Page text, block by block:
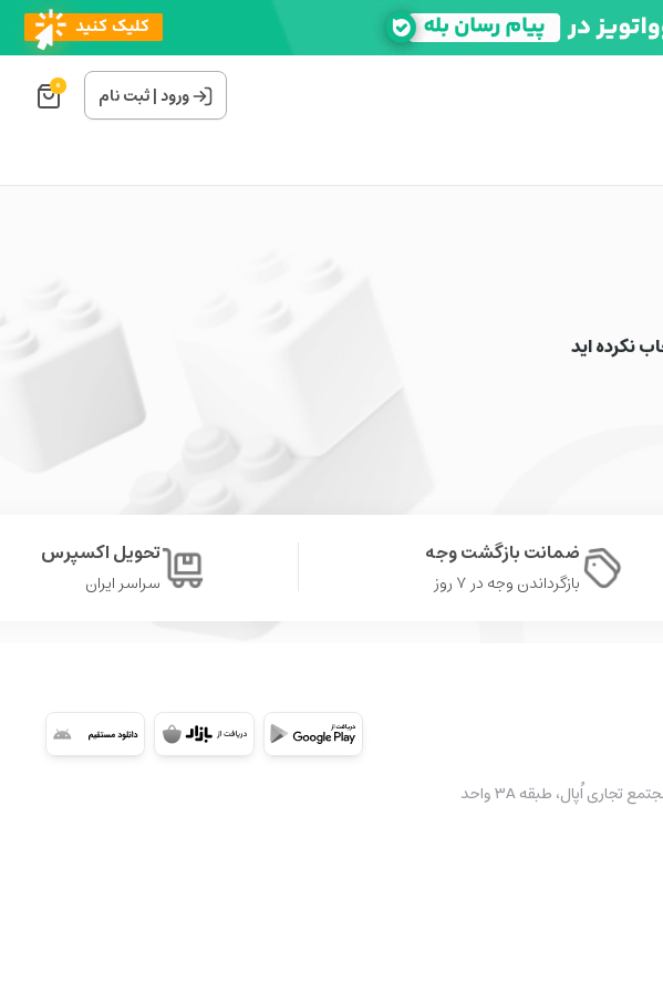
ورود|ثبت نام 0
نکرده اید
ضمانت بازگشت وجه
بازگرداندن وجه در ۷ روز
تحویل اکسپرس
سراسر ایران
شعبه 2: تهران، سعادت آباد، میدان کتاب، ابتدای بلوار کوهستان، مجتمع تجاری اُپال، طبقه ۳A واحد